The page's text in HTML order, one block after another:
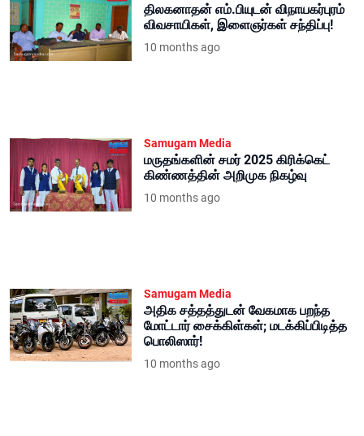
திலகனாதன் எம்.பியுடன் விநாயகர்புரம்
விவசாயிகள், இளைஞர்கள் சந்திப்பு!
10 months ago
Samugam Media
மருதங்களின் சமர் 2025 கிரிக்கெட்
கிண்ணத்தின் அறிமுக நிகழ்வு
10 months ago
Samugam Media
அதிக சத்தத்துடன் வேகமாக பறந்த
மோட்டார் சைக்கிள்கள்; மடக்கிப்பிடித்த
பொலிஸார்!
10 months ago